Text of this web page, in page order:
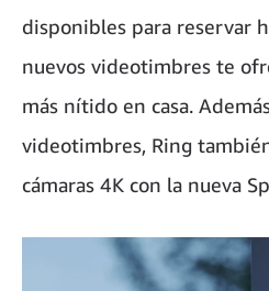
disponibles para reservar
nuevos videotimbres te
más nítido en casa.
videotimbres, Ring
cámaras 4K con la nueva